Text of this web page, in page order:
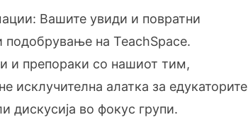
Вашите увиди и повратни
на TeachSpace.
и препораки со нашиот тим,
исклучителна алатка за едукаторите
дискусија во фокус групи.